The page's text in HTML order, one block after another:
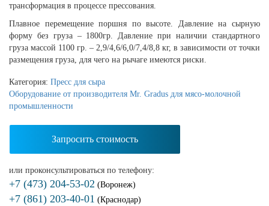
трансформация в процессе прессования.
Плавное перемещение поршня по высоте. Давление на сырную
форму без груза – 1800гр. Давление при наличии стандартного
груза массой 1100 гр. – 2,9/4,6/6,0/7,4/8,8 кг, в зависимости от точки
размещения груза, для чего на рычаге имеются риски.
Категория: Пресс для сыра
Оборудование от производителя Mr. Gradus для мясо-молочной
промышленности
Запросить стоимость
или проконсультироваться по телефону:
+7 (473) 204-53-02 (Воронеж)
+7 (861) 203-40-01 (Краснодар)